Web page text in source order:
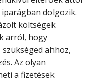
dolgozik.
költségek
arról, hogy
ahhoz,
Az olyan
a fizetések